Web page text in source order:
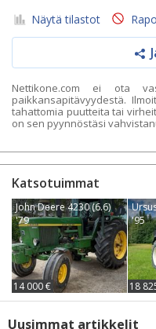
Näytä tilastot
Nettikone.com ei ota
paikkansapitävyydestä.
tahattomia puutteita tai
on sen pyynnöstäsi
Katsotuimmat
John Deere 4230 (6.6)
'79
14 000 €
'95
18
Uusimmat artikkelit